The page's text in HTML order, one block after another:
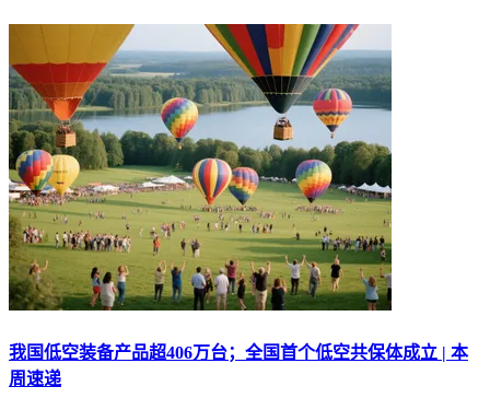
我国低空装备产品超406万台；全国首个低空共保体成立 | 本
周速递